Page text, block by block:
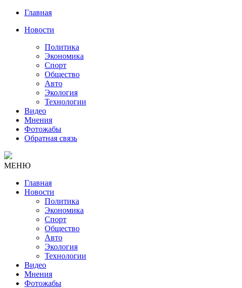
Главная
Новости
Политика
Экономика
Спорт
Общество
Авто
Экология
Технологии
Видео
Мнения
Фотожабы
Обратная связь
МЕНЮ
Главная
Новости
Политика
Экономика
Спорт
Общество
Авто
Экология
Технологии
Видео
Мнения
Фотожабы